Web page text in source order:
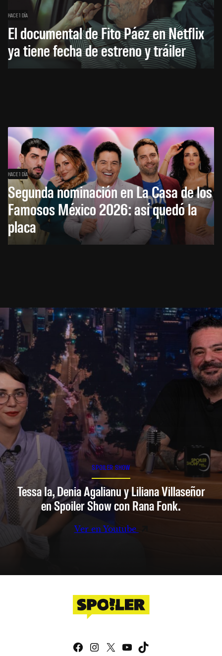
HACE 1 DÍA
El documental de Fito Páez en Netflix
ya tiene fecha de estreno y tráiler
HACE 1 DÍA
Segunda nominación en La Casa de los
Famosos México 2026: así quedó la
placa
SPOILER SHOW
Tessa Ia, Denia Agalianu y Liliana Villaseñor
en Spoiler Show con Rana Fonk.
Ver en Youtube
Facebook
Instagram
X YouTube